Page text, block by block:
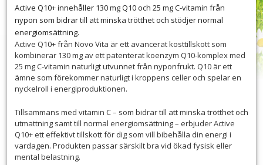
Active Q10+ innehåller 130 mg Q10 och 25 mg C-vitamin från
nypon som bidrar till att minska trötthet och stödjer normal
energiomsättning.
Active Q10+ från Novo Vita är ett avancerat kosttillskott som
kombinerar 130 mg av ett patenterat koenzym Q10-komplex med
25 mg C-vitamin naturligt utvunnet från nyponfrukt. Q10 är ett
ämne som förekommer naturligt i kroppens celler och spelar en
nyckelroll i energiproduktionen.
Tillsammans med vitamin C – som bidrar till att minska trötthet och
utmattning samt till normal energiomsättning – erbjuder Active
Q10+ ett effektivt tillskott för dig som vill bibehålla din energi i
vardagen. Produkten passar särskilt bra vid ökad fysisk eller
mental belastning.